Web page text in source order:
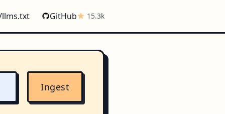
GitHub 15.3k
Ingest